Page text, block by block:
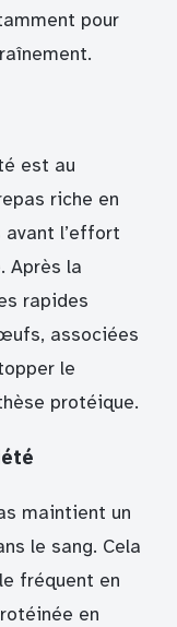
pour
est au
riche en
avant l’effort
Après la
rapides
associées
le
protéique.
maintient un
le sang. Cela
fréquent en
en